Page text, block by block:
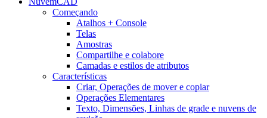
Começando
Atalhos + Console
Telas
Amostras
Compartilhe e colabore
Camadas e estilos de atributos
Características
Criar, Operações de mover e copiar
Operações Elementares
Texto, Dimensões, Linhas de grade e nuvens de